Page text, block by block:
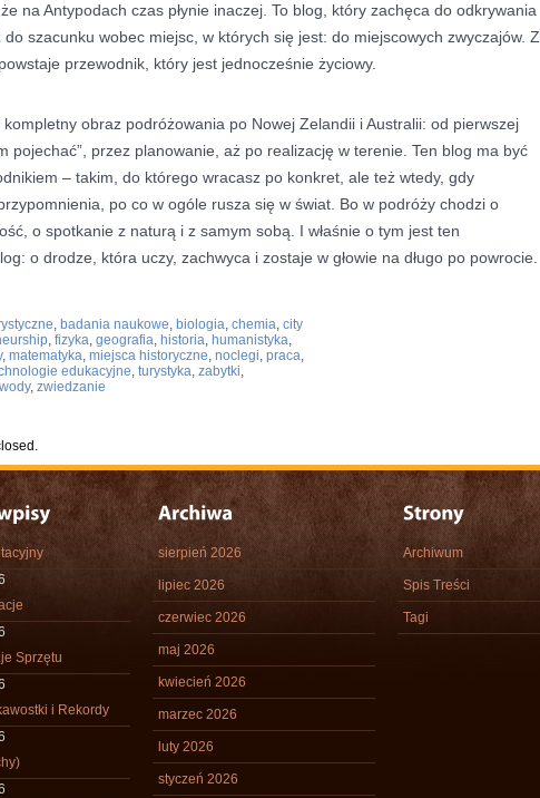
na Antypodach czas płynie inaczej. To blog, który zachęca do odkrywania
do szacunku wobec miejsc, w których się jest: do miejscowych zwyczajów. Z
przewodnik, który jest jednocześnie życiowy.
kompletny obraz podróżowania po Nowej Zelandii i Australii: od pierwszej
pojechać”, przez planowanie, aż po realizację w terenie. Ten blog ma być
– takim, do którego wracasz po konkret, ale też wtedy, gdy
po co w ogóle rusza się w świat. Bo w podróży chodzi o
o spotkanie z naturą i z samym sobą. I właśnie o tym jest ten
o drodze, która uczy, zachwyca i zostaje w głowie na długo po powrocie.
, badania naukowe, biologia, chemia, city
, fizyka, geografia, historia, humanistyka,
, matematyka, miejsca historyczne, noclegi, praca,
edukacyjne, turystyka, zabytki,
, zwiedzanie
Sprzętu
i Rekordy
sierpień 2026
lipiec 2026
czerwiec 2026
maj 2026
kwiecień 2026
marzec 2026
luty 2026
styczeń 2026
Archiwum
Spis Treści
Tagi